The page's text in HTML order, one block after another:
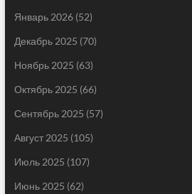
Январь 2026(52)
Декабрь 2025 (70)
Ноябрь 2025 (63)
Октябрь 2025 (66)
Сентябрь 2025 (57)
Август 2025 (105)
Июль 2025 (107)
Июнь 2025 (62)